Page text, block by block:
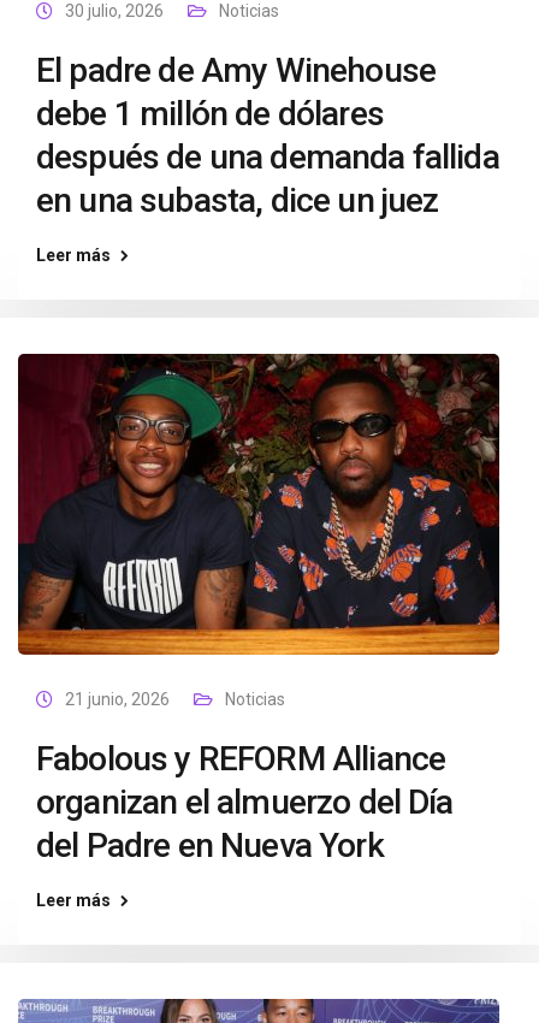
30 julio, 2026 Noticias
El padre de Amy Winehouse
debe 1 millón de dólares
después de una demanda fallida
en una subasta, dice un juez
Leer más
21 junio, 2026 Noticias
Fabolous y REFORM Alliance
organizan el almuerzo del Día
del Padre en Nueva York
Leer más